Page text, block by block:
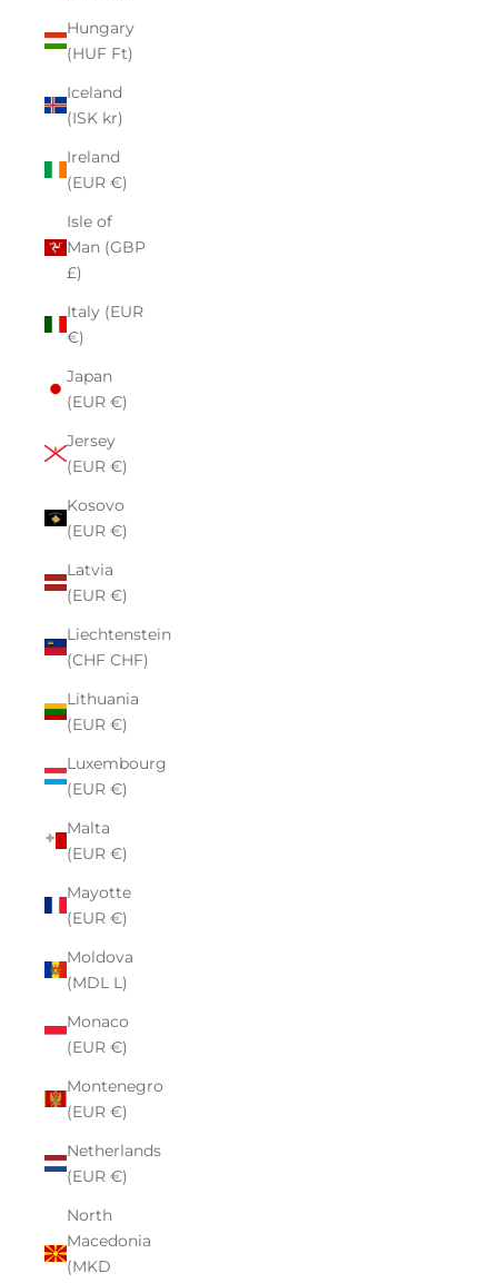
Hungary
(HUF Ft)
Iceland
(ISK kr)
Ireland
(EUR €)
Isle of
Man (GBP
£)
Italy (EUR
€)
Japan
(EUR €)
Jersey
(EUR €)
Kosovo
(EUR €)
Latvia
(EUR €)
Liechtenstein
(CHF CHF)
Lithuania
(EUR €)
Luxembourg
(EUR €)
Malta
(EUR €)
Mayotte
(EUR €)
Moldova
(MDL L)
Monaco
(EUR €)
Montenegro
(EUR €)
Netherlands
(EUR €)
North
Macedonia
(MKD